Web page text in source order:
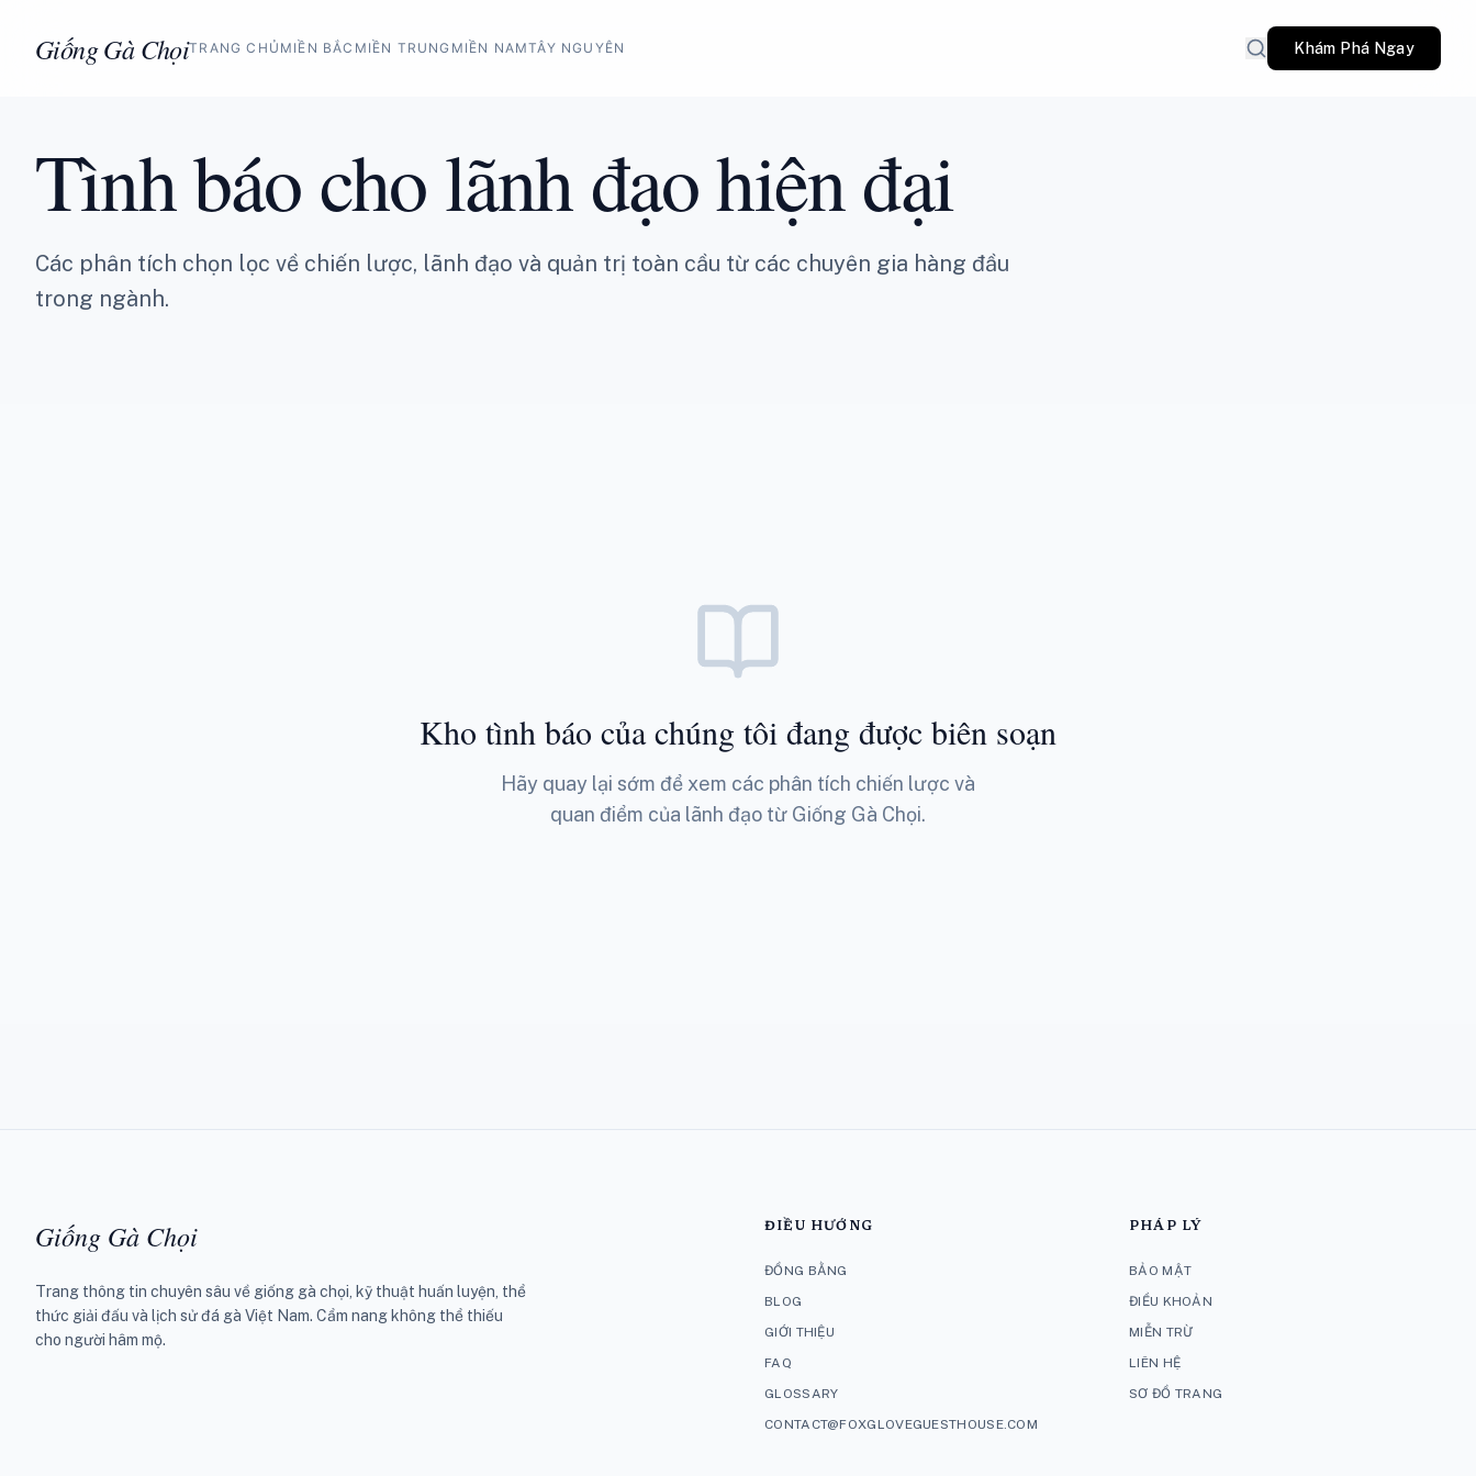
Giống Gà ChọiTRANG CHỦ MIỀN BẮC MIỀN TRUNG MIỀN NAMTÂY NGUYÊN Khám Phá Ngay
Tình báo cho lãnh đạo hiện đại
Các phân tích chọn lọc về chiến lược, lãnh đạo và quản trị toàn cầu từ các chuyên gia hàng đầu
trong ngành.
Kho tình báo của chúng tôi đang được biên soạn
Hãy quay lại sớm để xem các phân tích chiến lược và
quan điểm của lãnh đạo từ Giống Gà Chọi.
Giống Gà Chọi
Trang thông tin chuyên sâu về giống gà chọi, kỹ thuật huấn luyện, thể
thức giải đấu và lịch sử đá gà Việt Nam. Cẩm nang không thể thiếu
cho người hâm mộ.
ĐIỀU HƯỚNG
ĐỒNG BẰNG
BLOG
GIỚI THIỆU
FAQ
GLOSSARY
CONTACT@FOXGLOVEGUESTHOUSE.COM
PHÁP LÝ
BẢO MẬT
ĐIỀU KHOẢN
MIỄN TRỪ
LIÊN HỆ
SƠ ĐỒ TRANG